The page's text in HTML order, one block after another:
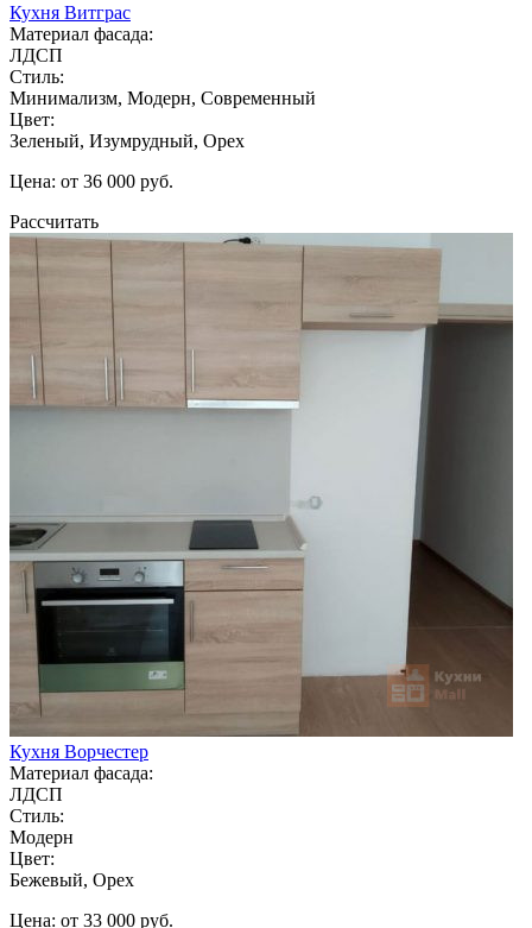
Кухня Витграс
Материал фасада:
ЛДСП
Стиль:
Минимализм, Модерн, Современный
Цвет:
Зеленый, Изумрудный, Орех
Цена: от 36 000 руб.
Рассчитать
Кухня Ворчестер
Материал фасада:
ЛДСП
Стиль:
Модерн
Цвет:
Бежевый, Орех
Цена: от 33 000 руб.